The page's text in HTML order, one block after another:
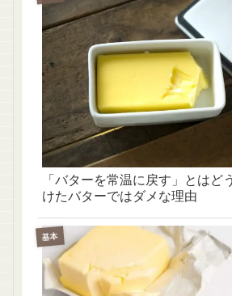
「バターを常温に戻す」とはど
けたバターではダメな理由
基本